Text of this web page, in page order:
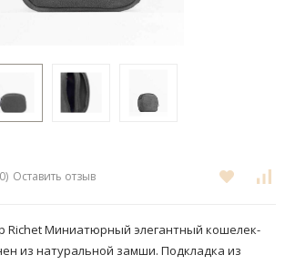
Оставить отзыв
Richet Миниатюрный элегантный кошелек-
из натуральной замши. Подкладка из